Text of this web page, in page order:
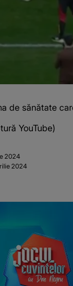
de sănătate
YouTube)
2024
2024